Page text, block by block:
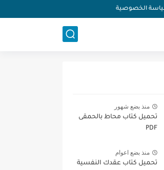
منذ بضع شهور
تحميل كتاب محاط بالحمقى
PDF
منذ بضع اعوام
تحميل كتاب عقدك النفسية